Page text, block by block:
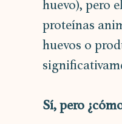
huevo), pero
proteínas
huevos o
Sí, pero